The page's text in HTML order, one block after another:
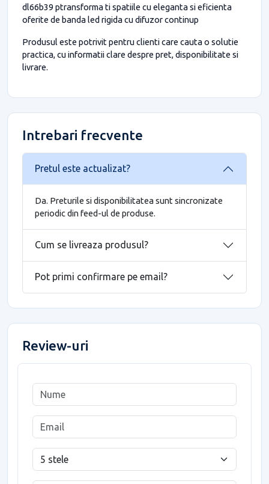
dl66b39 ptransforma ti spatiile cu eleganta si eficienta
oferite de banda led rigida cu difuzor continup
Produsul este potrivit pentru clienti care cauta o solutie
practica, cu informatii clare despre pret, disponibilitate si
livrare.
Intrebari frecvente
Pretul este actualizat?
Da. Preturile si disponibilitatea sunt sincronizate
periodic din feed-ul de produse.
Cum se livreaza produsul?
Pot primi confirmare pe email?
Review-uri